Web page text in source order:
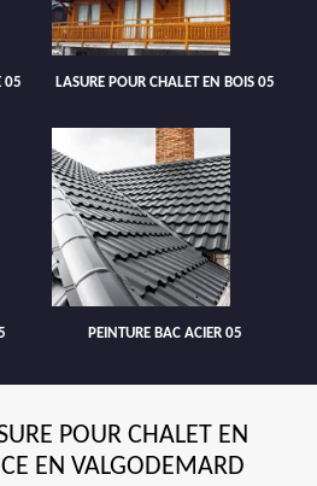
05 LASURE POUR CHALET EN BOIS 05
PEINTURE BAC ACIER 05
POUR CHALET EN
EN VALGODEMARD